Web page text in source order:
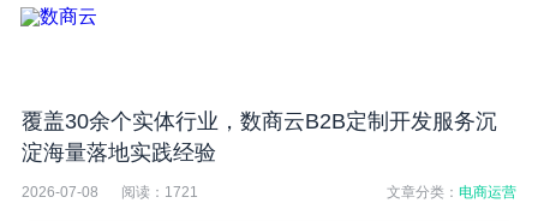
覆盖30余个实体行业，数商云B2B定制开发服务沉
淀海量落地实践经验
2026-07-08 阅读： 1721 文章分类：电商运营